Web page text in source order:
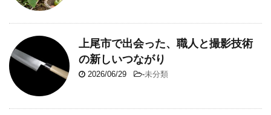
上尾市で出会った、職人と撮影技術
の新しいつながり
2026/06/29 -未分類